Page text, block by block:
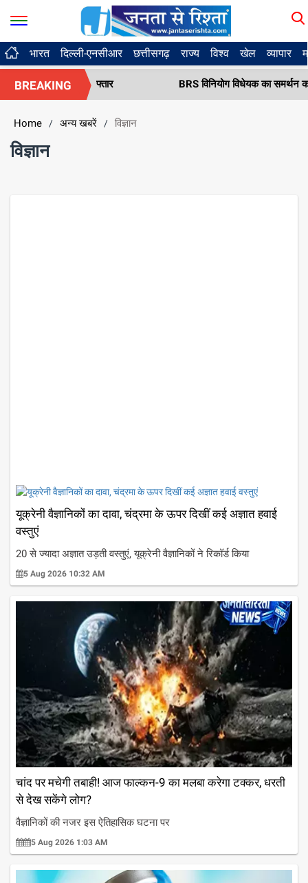
भारत दिल्ली-एनसीआर छत्तीसगढ़ राज्य विश्व खेल व्यापार
BREAKING
गिरफ्तार BRS विनियोग विधेयक का समर्थन करता है,
Home / अन्य खबरें / विज्ञान
विज्ञान
यूक्रेनी वैज्ञानिकों का दावा, चंद्रमा के ऊपर दिखीं कई अज्ञात हवाई
वस्तुएं
20 से ज्यादा अज्ञात उड़ती वस्तुएं, यूक्रेनी वैज्ञानिकों ने रिकॉर्ड किया
5 Aug 2026 10:32 AM
चांद पर मचेगी तबाही! आज फाल्कन-9 का मलबा करेगा टक्कर, धरती
से देख सकेंगे लोग?
वैज्ञानिकों की नजर इस ऐतिहासिक घटना पर
5 Aug 2026 1:03 AM